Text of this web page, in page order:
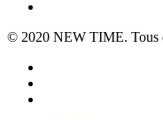
© 2020 NEW TIME. Tous